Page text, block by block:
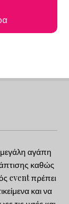
αγάπη
καθώς
event πρέπει
και να